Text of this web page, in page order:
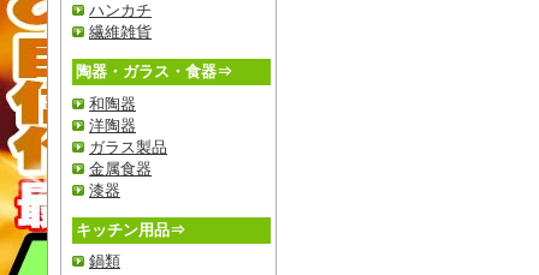
ハンカチ
繊維雑貨
陶器・ガラス・食器⇒
和陶器
洋陶器
ガラス製品
金属食器
漆器
キッチン用品⇒
鍋類